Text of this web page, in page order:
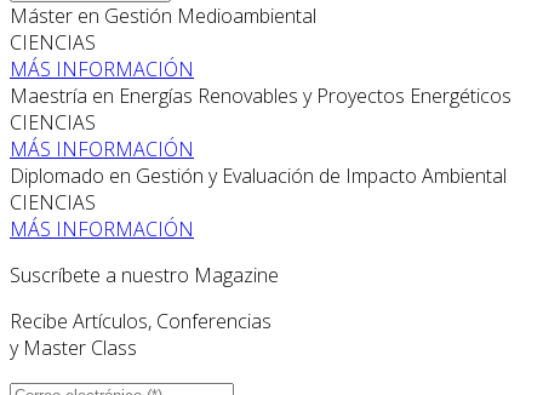
Máster en Gestión Medioambiental
CIENCIAS
MÁS INFORMACIÓN
Maestría en Energías Renovables y Proyectos Energéticos
CIENCIAS
MÁS INFORMACIÓN
Diplomado en Gestión y Evaluación de Impacto Ambiental
CIENCIAS
MÁS INFORMACIÓN
Suscríbete a nuestro Magazine
Recibe Artículos, Conferencias
y Master Class